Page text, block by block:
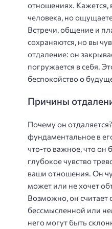
отношениях.
человека, но
Встречи, общение и
сохраняются, но вы
отдаление: он
погружается в себя.
беспокойство о
Причины
Почему он
фундаментальное в
что-то важное, что он
глубокое чувство
ваши отношения. Он
может или не хочет
Возможно, он считает
бессмысленной или
него могут быть